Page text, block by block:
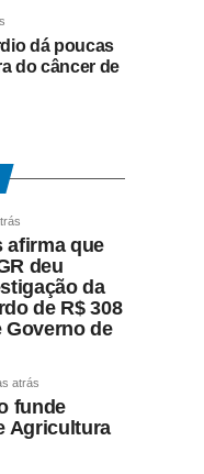
dá poucas
do câncer de
afirma que
deu
da
de R$ 308
Governo de
atrás
funde
Agricultura